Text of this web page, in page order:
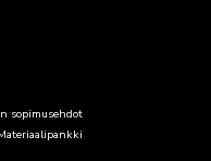
sopimusehdot